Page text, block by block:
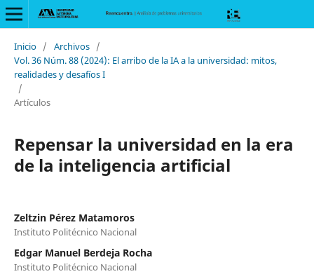
Inicio / Archivos /
Vol. 36 Núm. 88 (2024): El arribo de la IA a la universidad: mitos,
realidades y desafíos I
/
Artículos
Repensar la universidad en la era
de la inteligencia artificial
Zeltzin Pérez Matamoros
Instituto Politécnico Nacional
Edgar Manuel Berdeja Rocha
Instituto Politécnico Nacional